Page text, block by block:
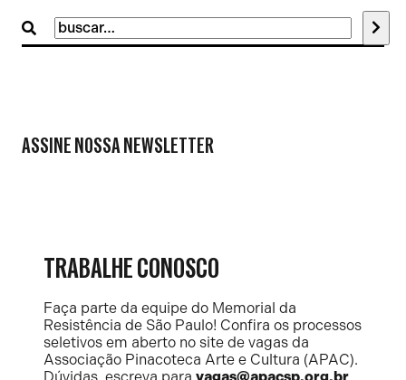
Buscar
por:
ASSINE NOSSA NEWSLETTER
TRABALHE CONOSCO
Faça parte da equipe do Memorial da
Resistência de São Paulo! Confira os processos
seletivos em aberto no site de vagas da
Associação Pinacoteca Arte e Cultura (APAC).